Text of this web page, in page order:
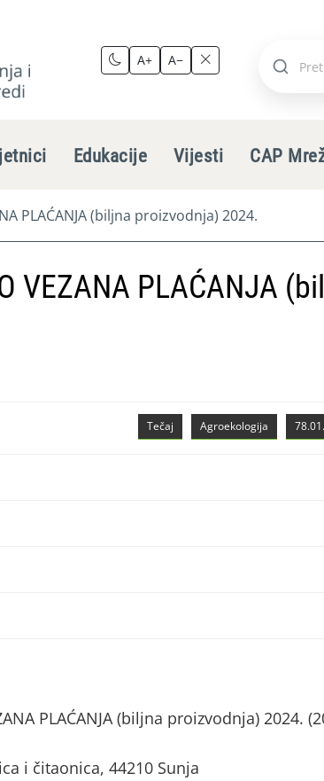
A+ A−
Pretraži
Edukacije Vijesti CAP
PLAĆANJA (biljna proizvodnja) 2024.
VEZANA PLAĆANJA
Agroekologija
Tečaj
PLAĆANJA (biljna proizvodnja) 2024.
i čitaonica, 44210 Sunja